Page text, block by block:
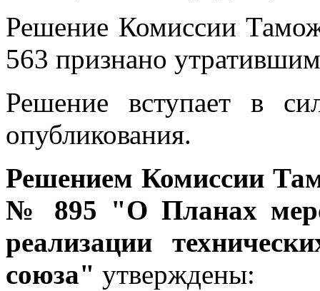
Решение Комиссии
563 признано
Решение вступает в
опубликования.
Решением Комиссии
№ 895 "О Планах
реализации
союза" утверждены: